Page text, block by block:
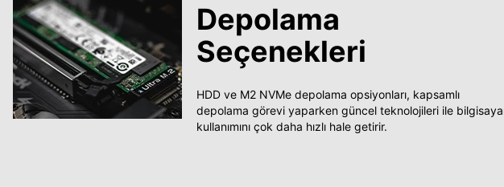
Depolama
Seçenekleri
HDD ve M2 NVMe depolama opsiyonları, kapsamlı
depolama görevi yaparken güncel teknolojileri ile
kullanımını çok daha hızlı hale getirir.